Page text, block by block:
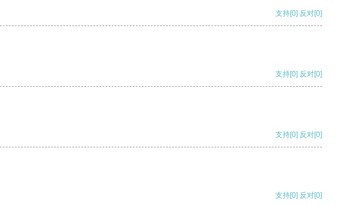
支持[0] 反对[0]
支持[0] 反对[0]
支持[0] 反对[0]
支持[0] 反对[0]